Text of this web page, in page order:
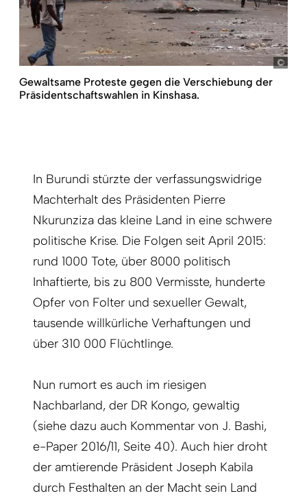
Gewaltsame Proteste gegen die Verschiebung der
Präsidentschaftswahlen in Kinshasa.
In Burundi stürzte der verfassungswidrige
Machterhalt des Präsidenten Pierre
Nkurunziza das kleine Land in eine schwere
politische Krise. Die Folgen seit April 2015:
rund 1000 Tote, über 8000 politisch
Inhaftierte, bis zu 800 Vermisste, hunderte
Opfer von Folter und sexueller Gewalt,
tausende willkürliche Verhaftungen und
über 310 000 Flüchtlinge.
Nun rumort es auch im riesigen
Nachbarland, der DR Kongo, gewaltig
(siehe dazu auch Kommentar von J. Bashi,
e-Paper 2016/11, Seite 40). Auch hier droht
der amtierende Präsident Joseph Kabila
durch Festhalten an der Macht sein Land